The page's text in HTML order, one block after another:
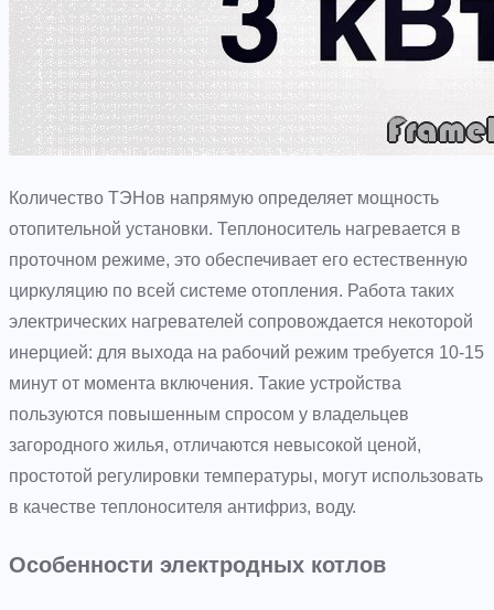
Количество ТЭНов напрямую определяет мощность
отопительной установки. Теплоноситель нагревается в
проточном режиме, это обеспечивает его естественную
циркуляцию по всей системе отопления. Работа таких
электрических нагревателей сопровождается некоторой
инерцией: для выхода на рабочий режим требуется 10-15
минут от момента включения. Такие устройства
пользуются повышенным спросом у владельцев
загородного жилья, отличаются невысокой ценой,
простотой регулировки температуры, могут использовать
в качестве теплоносителя антифриз, воду.
Особенности электродных котлов